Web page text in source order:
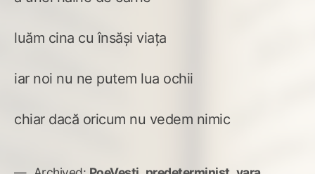
luăm cina cu însăși viața
iar noi nu ne putem lua ochii
chiar dacă oricum nu vedem nimic